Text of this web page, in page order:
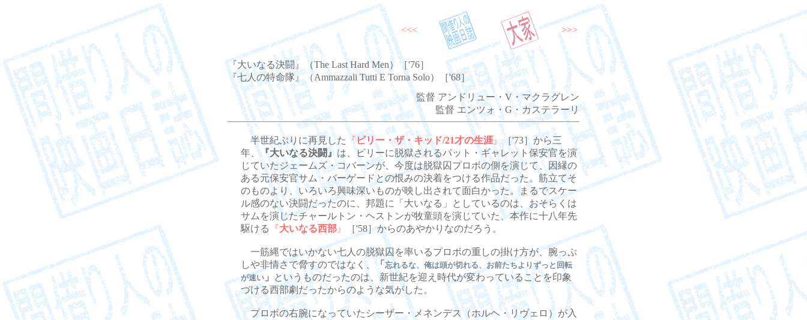
<<< >>>
『大いなる決闘』（The Last Hard Men）［'76］
『七人の特命隊』（Ammazzali Tutti E Torna Solo）［'68］
監督 アンドリュー・V・マクラグレン
監督 エンツォ・G・カステラーリ
半世紀ぶりに再見した 『ビリー・ザ・キッド/21才の生涯 』 ［'73］から三
年、 『大いなる決闘』 は、ビリーに脱獄されるパット・ギャレット保安官を演
じていたジェームズ・コバーンが、今度は脱獄囚プロボの側を演じて、因縁の
ある元保安官サム・バーゲードとの恨みの決着をつける作品だった。筋立てそ
のものより、いろいろ興味深いものが映し出されて面白かった。まるでスケー
ル感のない決闘だったのに、邦題に「大いなる」としているのは、おそらくは
サムを演じたチャールトン・ヘストンが牧童頭を演じていた、本作に十八年先
駆ける
『大いなる西部 』 ［'58］からのあやかりなのだろう。
一筋縄ではいかない七人の脱獄囚を率いるプロボの重しの掛け方が、腕っぷ
しや非情さで脅すのではなく、「 忘れるな、俺は頭が切れる、お前たちよりずっと回転
が速い 」 というものだったのは、新世紀を迎え時代が変わっていることを印象
づける西部劇だったからのような気がした。
プロボの右腕になっていたシーザー・メネンデス（ホルヘ・リヴェロ）が入